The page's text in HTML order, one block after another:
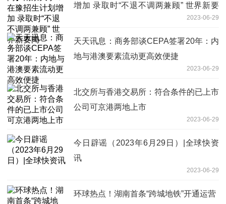
增加 录取时“不退不调两兼顾” 世界新要
2023-06-29
天天讯息：商务部谈CEPA签署20年：内
地与港澳要素流动更高效便捷
2023-06-29
北交所与香港交易所：符合条件的已上市
公司可京港两地上市
2023-06-29
今日辟谣（2023年6月29日）|全球快资
讯
2023-06-29
环球热点！湖南首条“跨城地铁”开通运营